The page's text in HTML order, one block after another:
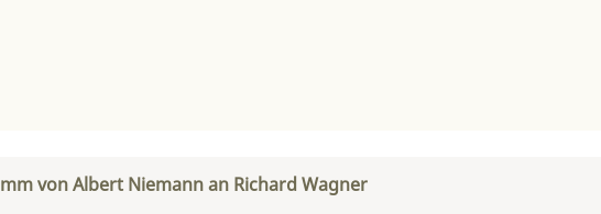
von Albert Niemann an Richard Wagner